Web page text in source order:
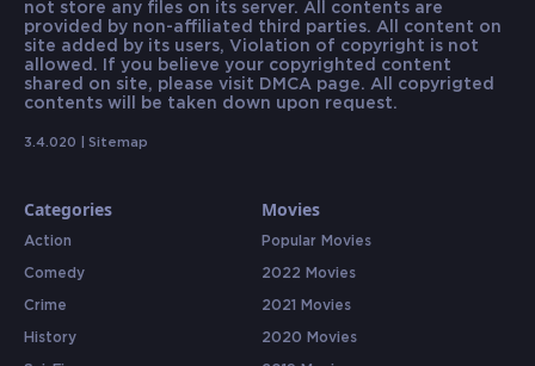
not store any files on its server. All contents are
provided by non-affiliated third parties. All content on
site added by its users, Violation of copyright is not
allowed. If you believe your copyrighted content
shared on site, please visit DMCA page. All copyrigted
contents will be taken down upon request.
3.4.020 | Sitemap
Categories
Action
Comedy
Crime
History
Movies
Popular Movies
2022 Movies
2021 Movies
2020 Movies